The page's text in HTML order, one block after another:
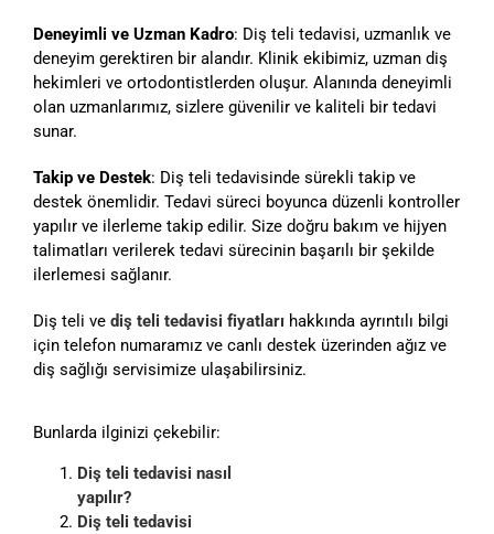
Deneyimli ve Uzman Kadro: Diş teli tedavisi, uzmanlık ve
deneyim gerektiren bir alandır. Klinik ekibimiz, uzman diş
hekimleri ve ortodontistlerden oluşur. Alanında deneyimli
olan uzmanlarımız, sizlere güvenilir ve kaliteli bir tedavi
sunar.
Takip ve Destek: Diş teli tedavisinde sürekli takip ve
destek önemlidir. Tedavi süreci boyunca düzenli kontroller
yapılır ve ilerleme takip edilir. Size doğru bakım ve hijyen
talimatları verilerek tedavi sürecinin başarılı bir şekilde
ilerlemesi sağlanır.
Diş teli ve diş teli tedavisi fiyatları hakkında ayrıntılı bilgi
için telefon numaramız ve canlı destek üzerinden ağız ve
diş sağlığı servisimize ulaşabilirsiniz.
Bunlarda ilginizi çekebilir:
Diş teli tedavisi nasıl
yapılır?
Diş teli tedavisi